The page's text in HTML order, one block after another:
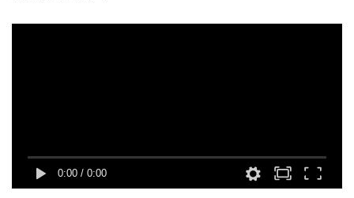
0:00 / 0:00